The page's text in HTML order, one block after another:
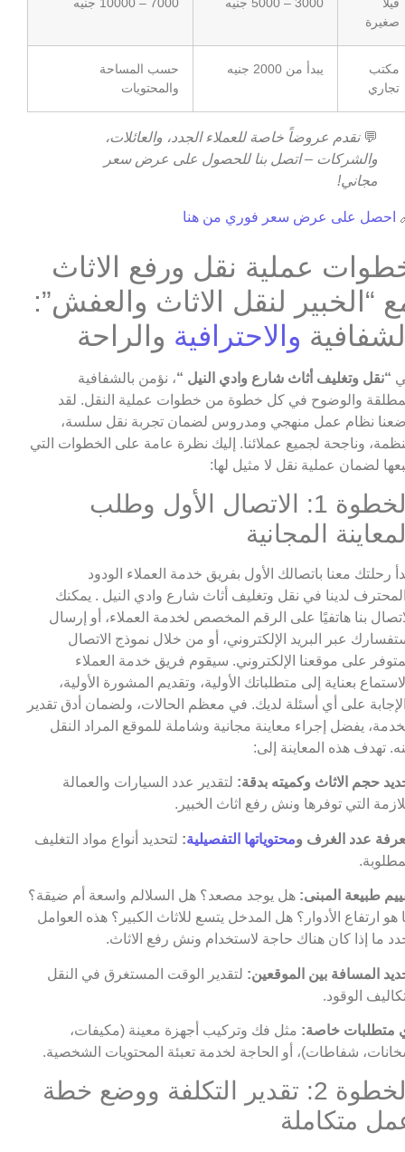
فيلا
صغيرة
3000 – 5000 جنيه 7000 – 10000 جنيه
مكتب
تجاري
يبدأ من 2000 جنيه
حسب المساحة
والمحتويات
💬نقدم عروضاً خاصة للعملاء الجدد، والعائلات،
والشركات – اتصل بنا للحصول على عرض سعر
مجاني!
احصل على عرض سعر فوري من هنا
عملية نقل ورفع الاثاث
“الخبير لنقل الاثاث والعفش”:
والاحترافية والراحة
“نقل وتغليف أثاث شارع وادي النيل “، نؤمن بالشفافية
والوضوح في كل خطوة من خطوات عملية النقل. لقد
نظام عمل منهجي ومدروس لضمان تجربة نقل سلسة،
وناجحة لجميع عملائنا. إليك نظرة عامة على الخطوات التي
لضمان عملية نقل لا مثيل لها:
الخطوة 1: الاتصال الأول وطلب
المجانية
رحلتك معنا باتصالك الأول بفريق خدمة العملاء الودود
لدينا في نقل وتغليف أثاث شارع وادي النيل . يمكنك
بنا هاتفيًا على الرقم المخصص لخدمة العملاء، أو إرسال
عبر البريد الإلكتروني، أو من خلال نموذج الاتصال
على موقعنا الإلكتروني. سيقوم فريق خدمة العملاء
بعناية إلى متطلباتك الأولية، وتقديم المشورة الأولية،
على أي أسئلة لديك. في معظم الحالات، ولضمان أدق تقدير
يفضل إجراء معاينة مجانية وشاملة للموقع المراد النقل
تهدف هذه المعاينة إلى:
حجم الاثاث وكميته بدقة: لتقدير عدد السيارات والعمالة
التي توفرها ونش رفع اثاث الخبير.
عدد الغرف ومحتوياتها التفصيلية: لتحديد أنواع مواد التغليف
طبيعة المبنى: هل يوجد مصعد؟ هل السلالم واسعة أم ضيقة؟
هو ارتفاع الأدوار؟ هل المدخل يتسع للاثاث الكبير؟ هذه العوامل
ما إذا كان هناك حاجة لاستخدام ونش رفع الاثاث.
المسافة بين الموقعين: لتقدير الوقت المستغرق في النقل
الوقود.
متطلبات خاصة: مثل فك وتركيب أجهزة معينة (مكيفات،
شفاطات)، أو الحاجة لخدمة تعبئة المحتويات الشخصية.
الخطوة 2: تقدير التكلفة ووضع خطة
متكاملة